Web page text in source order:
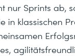
nur Sprints ab,
in klassischen